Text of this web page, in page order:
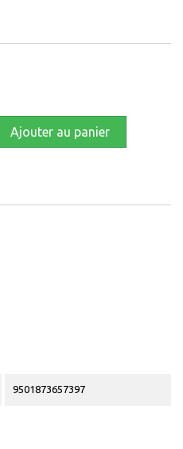
Ajouter au panier
9501873657397